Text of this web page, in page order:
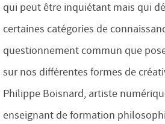
qui peut être inquiétant mais qui
certaines catégories de
questionnement commun que
sur nos différentes formes de
Philippe Boisnard, artiste
enseignant de formation